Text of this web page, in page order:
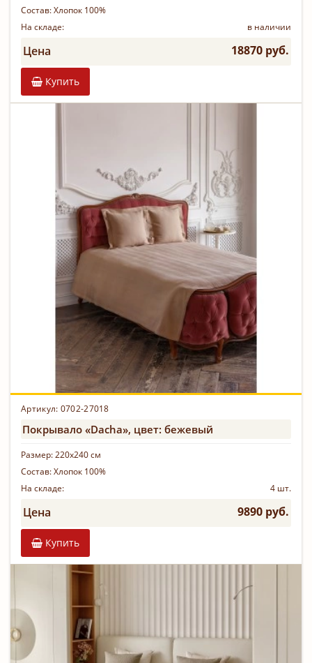
Состав:Хлопок 100%
На складе:
в наличии
Цена 18870 руб.
Купить
Артикул: 0702-27018
Покрывало «Dacha», цвет: бежевый
Размер:220х240 см
Состав:Хлопок 100%
На складе:
4 шт.
Цена 9890 руб.
Купить